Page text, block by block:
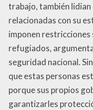
trabajo, también lidian
relacionadas con su
imponen restricciones
refugiados,
seguridad nacional.
que estas personas
porque sus propios
garantizarles